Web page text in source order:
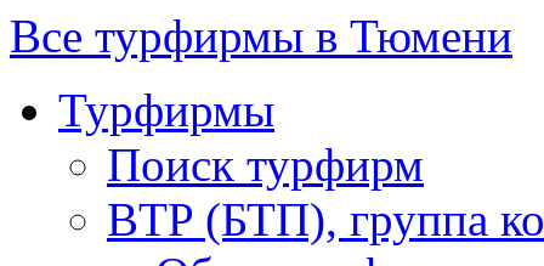
Все турфирмы в Тюмени
Турфирмы
Поиск турфирм
BTP (БТП), группа